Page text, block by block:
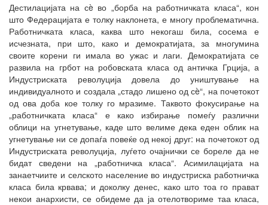
Дестилацијата на сè во „борба на работничката класа“, кон
што Федерацијата е толку наклонета, е многу проблематична.
Работничката класа, каква што некогаш била, сосема е
исчезната, при што, како и демократијата, за многумина
своите корени ги имала во ужас и лаги. Демократијата се
развила на грбот на робовската класа од античка Грција, а
Индустриската револуција довела до уништување на
индивидуалното и создала „стадо лишено од сè“, на почетокот
од ова доба кое толку го мразиме. Таквото фокусирање на
„работничката класа“ е како избирање помеѓу различни
облици на угнетување, каде што велиме дека еден облик на
угнетување ни се допаѓа повеќе од некој друг: на почетокот од
Индустриската револуција, луѓето очајнички се бореле да не
бидат сведени на „работничка класа“. Асимилацијата на
занаетчиите и селското население во индустриска работничка
класа била крвава; и доколку денес, како што тоа го прават
некои анархисти, се обидеме да ја отелотвориме таа класа,